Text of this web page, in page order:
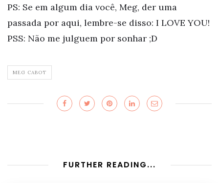
PS: Se em algum dia você, Meg, der uma
passada por aqui, lembre-se disso: I LOVE YOU!
PSS: Não me julguem por sonhar ;D
MEG CABOT
FURTHER READING...